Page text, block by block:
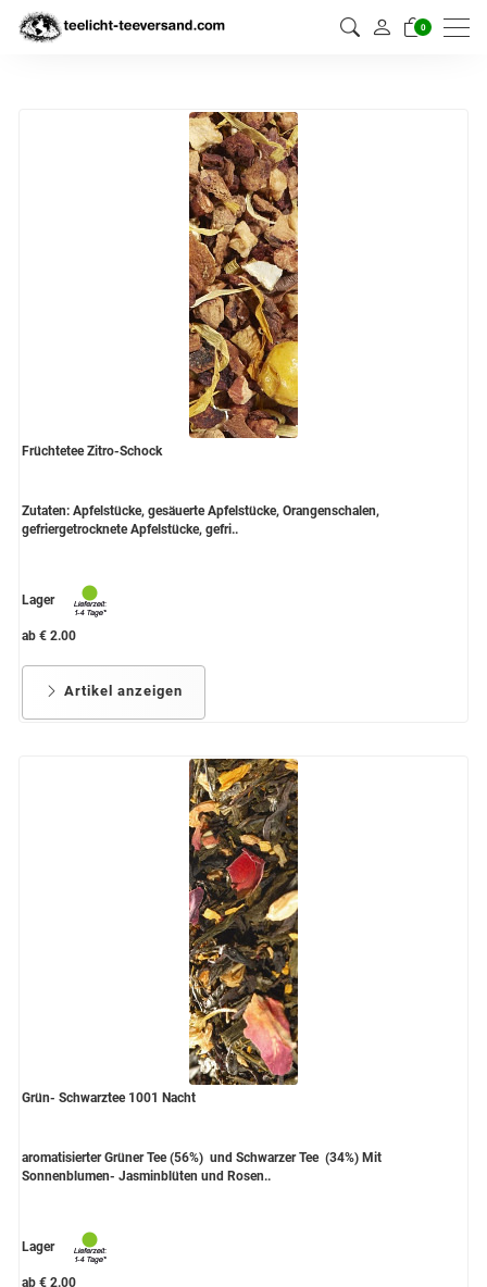
0
Früchtetee Zitro-Schock
Zutaten: Apfelstücke, gesäuerte Apfelstücke, Orangenschalen,
gefriergetrocknete Apfelstücke, gefri..
Lager
ab € 2.00
Artikel anzeigen
Grün- Schwarztee 1001 Nacht
aromatisierter Grüner Tee (56%) und Schwarzer Tee (34%) Mit
Sonnenblumen- Jasminblüten und Rosen..
Lager
ab € 2.00